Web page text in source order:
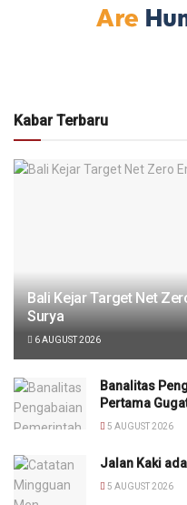
Kabar Terbaru
Bali Kejar Target Net
Surya
6 AUGUST 2026
Banalitas
Pertama
5 AUGUST 2026
Jalan Kaki
5 AUGUST 2026